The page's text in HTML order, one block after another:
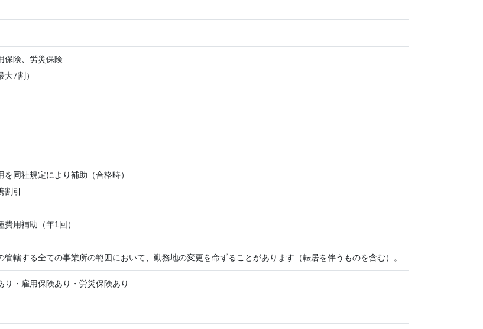
保険、労災保険
大7割）
を同社規定により補助（合格時）
割引
費用補助（年1回）
る全ての事業所の範囲において、勤務地の変更を命ずることがあります（転居を伴うものを含む）。
り・雇用保険あり・労災保険あり